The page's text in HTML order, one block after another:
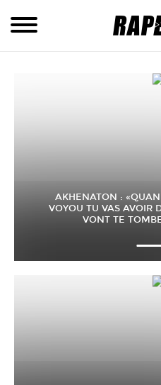
AKHENATON :
VOYOU TU VAS AVOIR
VONT TE